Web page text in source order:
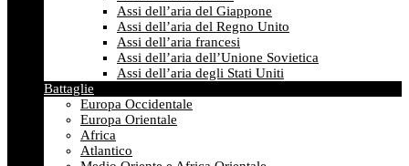
Assi dell’aria del Giappone
Assi dell’aria del Regno Unito
Assi dell’aria francesi
Assi dell’aria dell’Unione Sovietica
Assi dell’aria degli Stati Uniti
Battaglie
Europa Occidentale
Europa Orientale
Africa
Atlantico